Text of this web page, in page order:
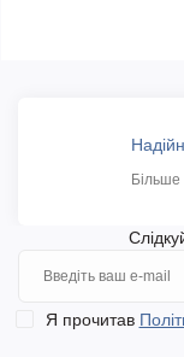
Більше
Я прочитав